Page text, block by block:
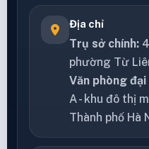
Địa chỉ
Trụ sở chính:
phường Từ
Văn phòng đại
A - khu đô thị
Thành phố Hà